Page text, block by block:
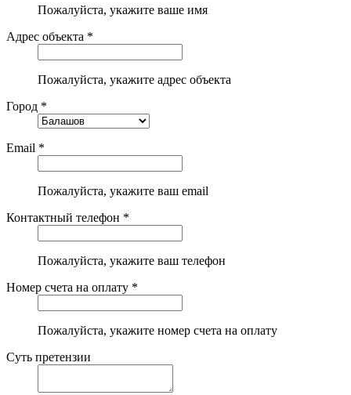
Пожалуйста, укажите ваше имя
Адрес объекта *
Пожалуйста, укажите адрес объекта
Город *
Email *
Пожалуйста, укажите ваш email
Контактный телефон *
Пожалуйста, укажите ваш телефон
Номер счета на оплату *
Пожалуйста, укажите номер счета на оплату
Суть претензии